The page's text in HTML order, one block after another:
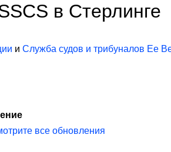
в Стерлинге
и Служба судов и трибуналов Ее
все обновления